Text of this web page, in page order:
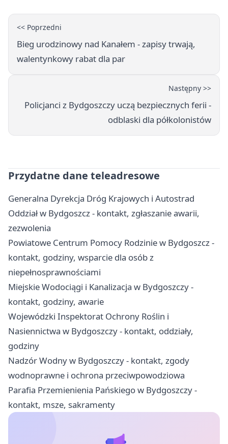
<< Poprzedni
Bieg urodzinowy nad Kanałem - zapisy trwają,
walentynkowy rabat dla par
Następny >>
Policjanci z Bydgoszczy uczą bezpiecznych ferii -
odblaski dla półkolonistów
Przydatne dane teleadresowe
Generalna Dyrekcja Dróg Krajowych i Autostrad
Oddział w Bydgoszcz - kontakt, zgłaszanie awarii,
zezwolenia
Powiatowe Centrum Pomocy Rodzinie w Bydgoszcz -
kontakt, godziny, wsparcie dla osób z
niepełnosprawnościami
Miejskie Wodociągi i Kanalizacja w Bydgoszczy -
kontakt, godziny, awarie
Wojewódzki Inspektorat Ochrony Roślin i
Nasiennictwa w Bydgoszczy - kontakt, oddziały,
godziny
Nadzór Wodny w Bydgoszczy - kontakt, zgody
wodnoprawne i ochrona przeciwpowodziowa
Parafia Przemienienia Pańskiego w Bydgoszczy -
kontakt, msze, sakramenty